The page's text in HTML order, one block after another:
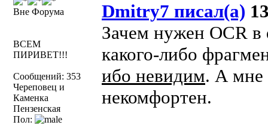
Вне Форума
ВСЕМ
ПИРИВЕТ!!!
Сообщений: 353
Череповец и
Каменка
Пензенская
Пол:
Dmitry7 писал(а)
Зачем нужен OCR в
какого-либо
ибо невидим. А мне
некомфортен.